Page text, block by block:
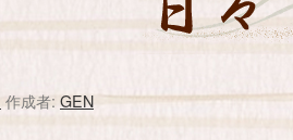
作成者: GEN